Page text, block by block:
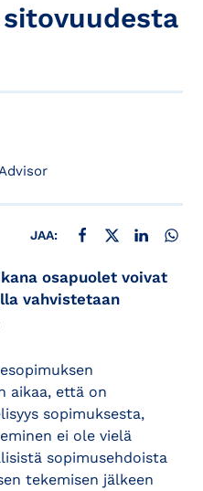
JAA: JAA FACEBOOKISSA
JAA X:SSÄ JAA
osapuolet voivat
vahvistetaan
aikaa, että on
sopimuksesta,
ei ole vielä
sopimusehdoista
tekemisen jälkeen